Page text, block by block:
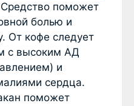
поможет
болью и
От кофе следует
с высоким АД
и
сердца.
поможет